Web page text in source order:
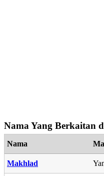
Nama Yang Berkaitan
Nama
Makhlad